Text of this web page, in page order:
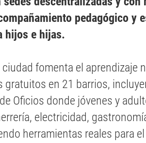
pedagógico y
hijos e hijas.
fomenta el aprendizaje
gratuitos en 21 barrios,
Oficios donde jóvenes y
electricidad,
herramientas reales para